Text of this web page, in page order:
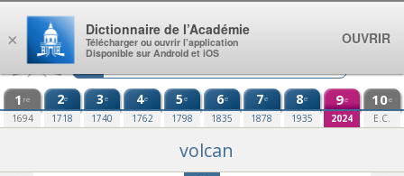
Aller au contenu
1 re
1694
2e
1718
3e
1740
4e
1762
5e
1798
6e
1835
7e
1878
8e
1935
9e
2024
10e
E.C.
volcan
×
Dictionnaire de l’Académie
Télécharger ou ouvrir l’application
Disponible sur Android et iOS
OUVRIR